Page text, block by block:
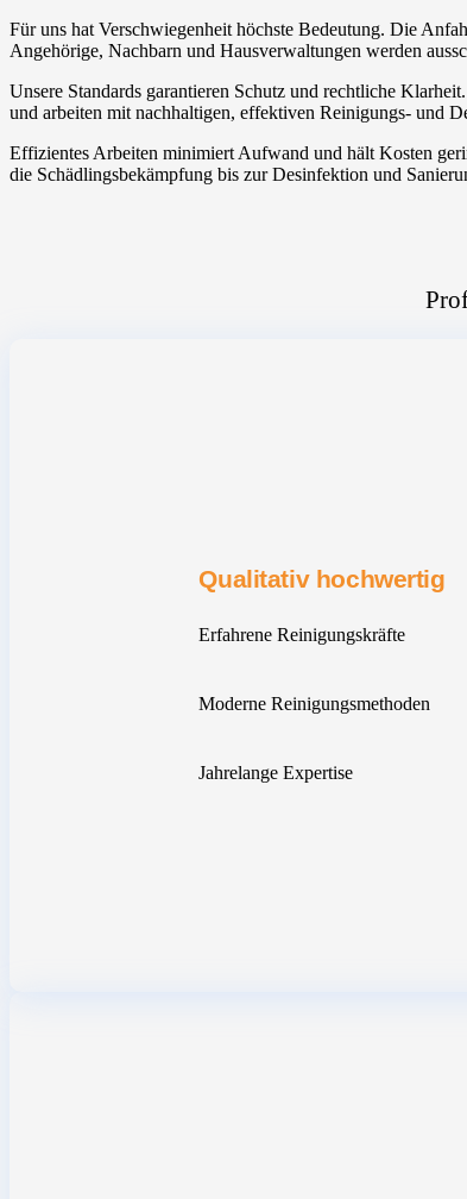
Für uns hat Verschwiegenheit höchste Bedeutung. Die
Angehörige, Nachbarn und Hausverwaltungen werden
Unsere Standards garantieren Schutz und rechtliche
und arbeiten mit nachhaltigen, effektiven Reinigungs- und
Effizientes Arbeiten minimiert Aufwand und hält Kosten
die Schädlingsbekämpfung bis zur Desinfektion und
Qualitativ hochwertig
Erfahrene Reinigungskräfte
Moderne Reinigungsmethoden
Jahrelange Expertise